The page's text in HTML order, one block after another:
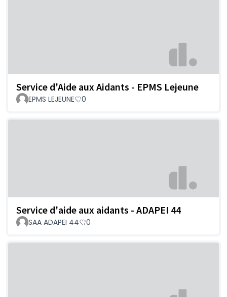
Service d'Aide aux Aidants - EPMS Lejeune
EPMS LEJEUNE 0
Service d'aide aux aidants - ADAPEI 44
SAA ADAPEI 44 0